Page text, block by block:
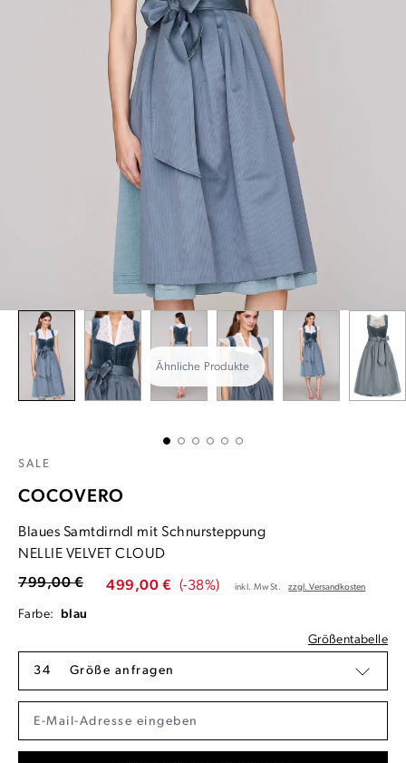
Ähnliche Produkte
SALE
COCOVERO
Blaues Samtdirndl mit Schnursteppung
NELLIE VELVET CLOUD
499,00 € (-38%)
799,00 € inkl. MwSt. zzgl. Versandkosten
Farbe: blau
Größentabelle
34 Größe anfragen